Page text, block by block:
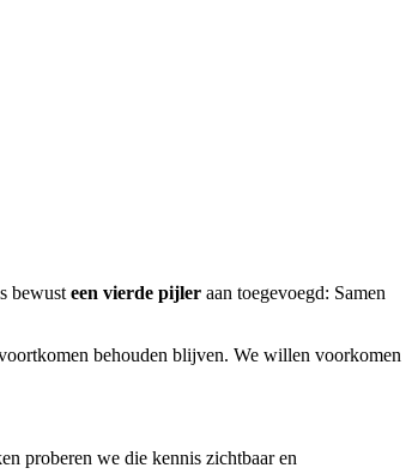
bewust een vierde pijler aan toegevoegd: Samen
behouden blijven. We willen voorkomen
proberen we die kennis zichtbaar en